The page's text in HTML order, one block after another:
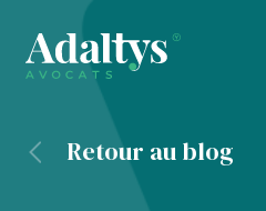
Retour au blog